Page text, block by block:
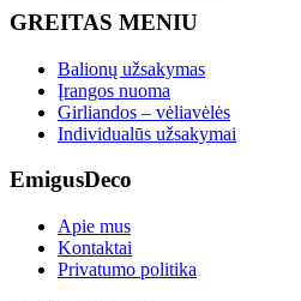
GREITAS MENIU
Balionų užsakymas
Įrangos nuoma
Girliandos – vėliavėlės
Individualūs užsakymai
EmigusDeco
Apie mus
Kontaktai
Privatumo politika